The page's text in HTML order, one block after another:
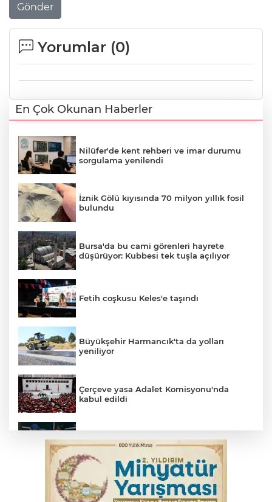
Gönder
Yorumlar (0)
En Çok Okunan Haberler
Nilüfer'de kent rehberi ve imar durumu
sorgulama yenilendi
İznik Gölü kıyısında 70 milyon yıllık fosil
bulundu
Bursa'da bu cami görenleri hayrete
düşürüyor: Kubbesi tek tuşla açılıyor
Fetih coşkusu Keles'e taşındı
Büyükşehir Harmancık'ta da yolları
yeniliyor
Çerçeve yasa Adalet Komisyonu'nda
kabul edildi
kişi tutuklandı
İnegöl’de yangın paniği! Apartmana
sıçrayan alevler söndürüldü